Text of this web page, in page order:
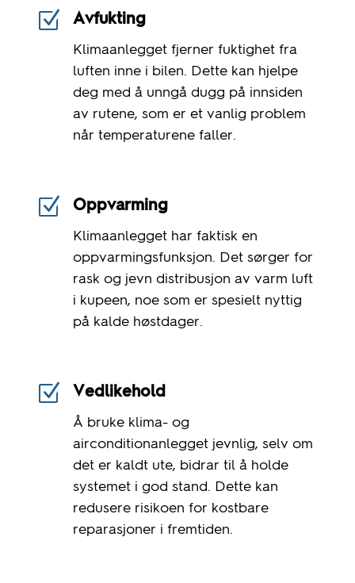
Z Avfukting
Klimaanlegget fjerner fuktighet fra
luften inne i bilen. Dette kan hjelpe
deg med å unngå dugg på innsiden
av rutene, som er et vanlig problem
når temperaturene faller.
Z Oppvarming
Klimaanlegget har faktisk en
oppvarmingsfunksjon. Det sørger for
rask og jevn distribusjon av varm luft
i kupeen, noe som er spesielt nyttig
på kalde høstdager.
Z Vedlikehold
Å bruke klima- og
airconditionanlegget jevnlig, selv om
det er kaldt ute, bidrar til å holde
systemet i god stand. Dette kan
redusere risikoen for kostbare
reparasjoner i fremtiden.